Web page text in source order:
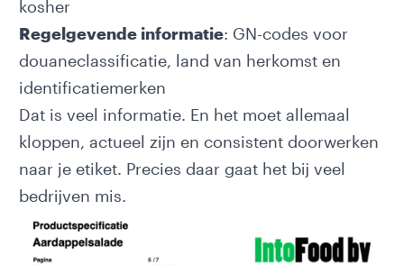
kosher
Regelgevende informatie: GN-codes voor
douaneclassificatie, land van herkomst en
identificatiemerken
Dat is veel informatie. En het moet allemaal
kloppen, actueel zijn en consistent doorwerken
naar je etiket. Precies daar gaat het bij veel
bedrijven mis.